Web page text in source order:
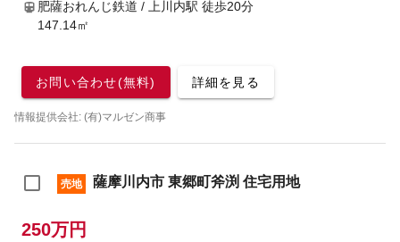
肥薩おれんじ鉄道 / 上川内駅 徒歩20分
147.14㎡
お問い合わせ(無料) 詳細を見る
情報提供会社: (有)マルゼン商事
売地 薩摩川内市 東郷町斧渕 住宅用地
250万円